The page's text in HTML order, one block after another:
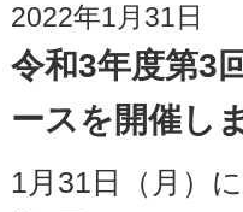
2022年1月31日
令和3年度第3
ースを開催し
1月31日（月）